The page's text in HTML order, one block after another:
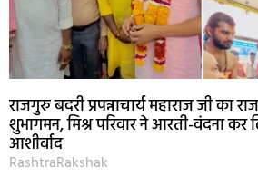
राजगुरु बदरी प्रपन्नाचार्य महाराज जी का
शुभागमन, मिश्र परिवार ने आरती-वंदना
आशीर्वाद
RashtraRakshak